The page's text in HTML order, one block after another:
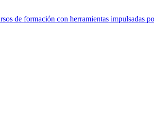
de formación con herramientas impulsadas